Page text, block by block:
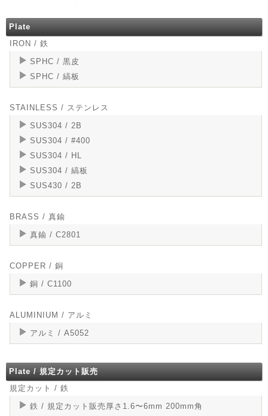
Plate
IRON / 鉄
SPHC / 黒皮
SPHC / 縞板
STAINLESS / ステンレス
SUS304 / 2B
SUS304 / #400
SUS304 / HL
SUS304 / 縞板
SUS430 / 2B
BRASS / 真鍮
真鍮 / C2801
COPPER / 銅
銅 / C1100
ALUMINIUM / アルミ
アルミ / A5052
Plate / 規定カット販売
規定カット / 鉄
鉄 / 規定カット販売厚さ1.6〜6mm 200mm角